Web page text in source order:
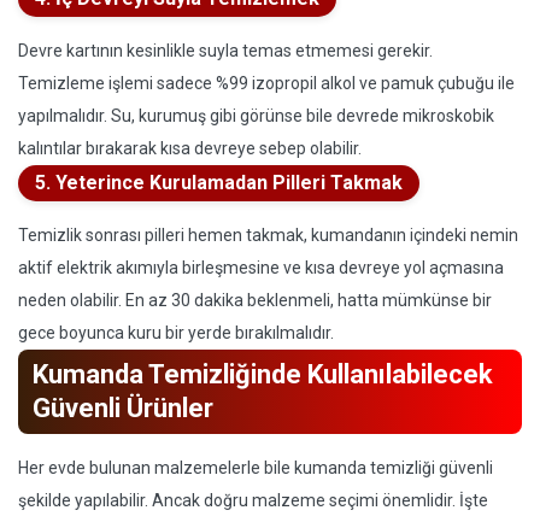
Devre kartının kesinlikle suyla temas etmemesi gerekir.
Temizleme işlemi sadece %99 izopropil alkol ve pamuk çubuğu ile
yapılmalıdır. Su, kurumuş gibi görünse bile devrede mikroskobik
kalıntılar bırakarak kısa devreye sebep olabilir.
5. Yeterince Kurulamadan Pilleri Takmak
Temizlik sonrası pilleri hemen takmak, kumandanın içindeki nemin
aktif elektrik akımıyla birleşmesine ve kısa devreye yol açmasına
neden olabilir. En az 30 dakika beklenmeli, hatta mümkünse bir
gece boyunca kuru bir yerde bırakılmalıdır.
Kumanda Temizliğinde Kullanılabilecek
Güvenli Ürünler
Her evde bulunan malzemelerle bile kumanda temizliği güvenli
şekilde yapılabilir. Ancak doğru malzeme seçimi önemlidir. İşte